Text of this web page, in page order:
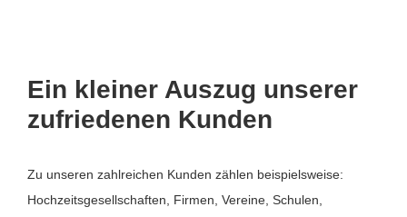
Ein kleiner Auszug unserer
zufriedenen Kunden
Zu unseren zahlreichen Kunden zählen beispielsweise:
Hochzeitsgesellschaften, Firmen, Vereine, Schulen,